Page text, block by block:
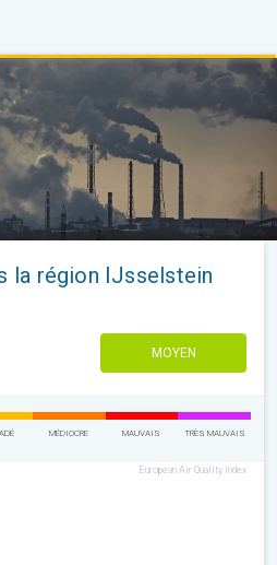
la région IJsselstein
MOYEN
MÉDIOCRE MAUVAIS TRÈS MAUVAIS
European Air Quality Index